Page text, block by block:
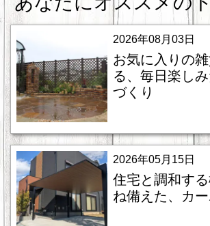
2026年08月03日
お気に入りの
る、毎日楽し
づくり
2026年05月15日
住宅と調和す
ね備えた、カ